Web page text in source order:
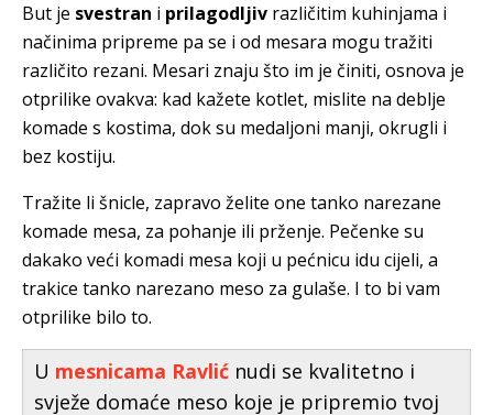
But je svestran i prilagodljiv različitim kuhinjama i
načinima pripreme pa se i od mesara mogu tražiti
različito rezani. Mesari znaju što im je činiti, osnova je
otprilike ovakva: kad kažete kotlet, mislite na deblje
komade s kostima, dok su medaljoni manji, okrugli i
bez kostiju.
Tražite li šnicle, zapravo želite one tanko narezane
komade mesa, za pohanje ili prženje. Pečenke su
dakako veći komadi mesa koji u pećnicu idu cijeli, a
trakice tanko narezano meso za gulaše. I to bi vam
otprilike bilo to.
U mesnicama Ravlić nudi se kvalitetno i
svježe domaće meso koje je pripremio tvoj